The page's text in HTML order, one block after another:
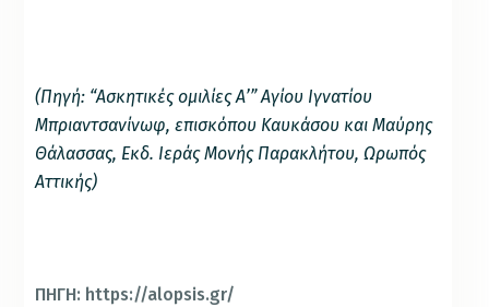
(Πηγή: “Ασκητικές ομιλίες Α’” Αγίου Ιγνατίου
Μπριαντσανίνωφ, επισκόπου Καυκάσου και Μαύρης
Θάλασσας, Εκδ. Ιεράς Μονής Παρακλήτου, Ωρωπός
Αττικής)
ΠΗΓΗ: https://alopsis.gr/